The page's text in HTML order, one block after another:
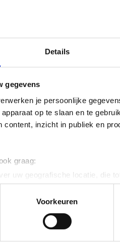
Details
gegevens
je persoonlijke
op te slaan en te
content, inzicht in publiek en
graag:
uw geografische locatie, die
door het actief te scannen op
gegevens worden
of intrekken in de
Voorkeuren